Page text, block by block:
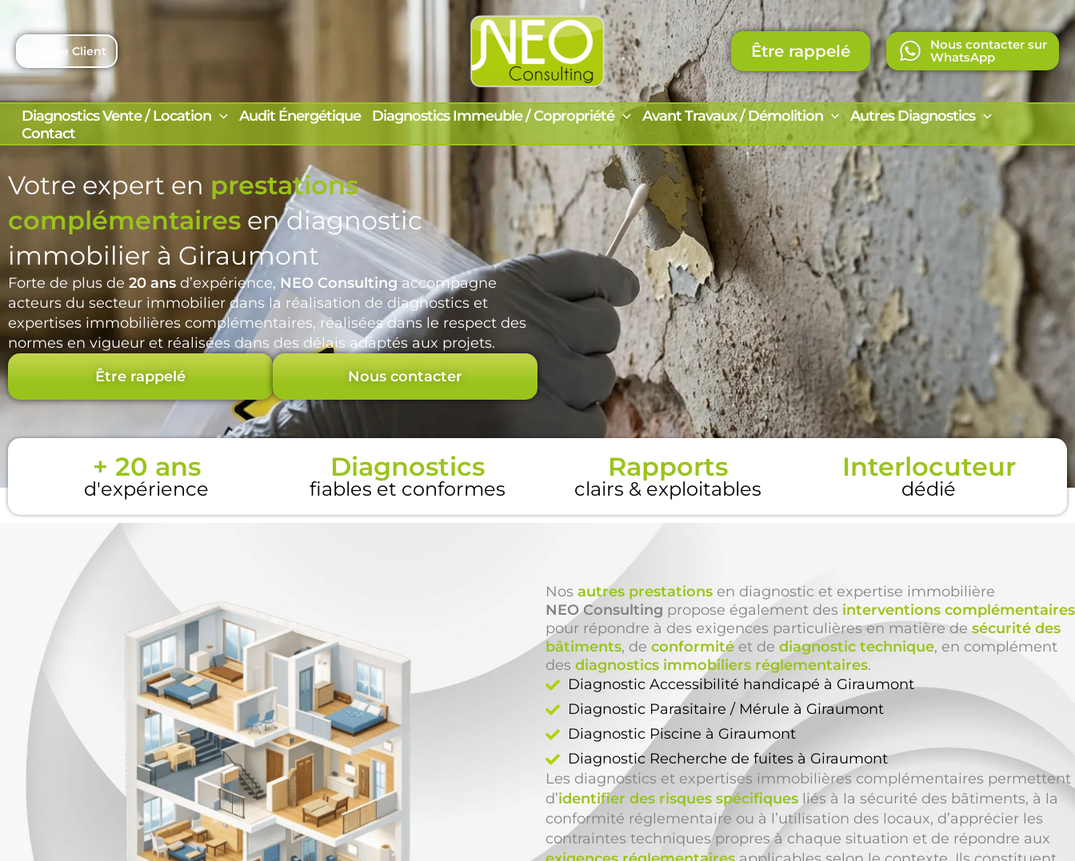
contenuEspace Client Être rappelé
Nous contacter sur
WhatsApp
Diagnostics Vente / Location Audit Énergétique Diagnostics Immeuble / Copropriété Avant Travaux / Démolition
Autres Diagnostics
Contact
Votre expert en prestations
complémentaires en diagnostic
immobilier à Giraumont
Forte de plus de 20 ans d’expérience, NEO Consultingaccompagne
acteurs du secteur immobilier dans la réalisation de diagnostics et
expertises immobilières complémentaires, réalisées dans le respect des
normes en vigueur et réalisées dans des délais adaptés aux projets.
Être rappelé
Nous contacter
+ 20 ans
d'expérience
Diagnostics
fiables et conformes
Rapports
clairs & exploitables
Interlocuteur
dédié
Nos autres prestations en diagnostic et expertise immobilière
NEO Consulting propose également des interventions complémentaires
pour répondre à des exigences particulières en matière de sécurité des
bâtiments, de conformité et de diagnostic technique, en complément
des diagnostics immobiliers réglementaires.
Diagnostic Accessibilité handicapé à Giraumont
Diagnostic Parasitaire / Mérule à Giraumont
Diagnostic Piscine à Giraumont
Diagnostic Recherche de fuites à Giraumont
Les diagnostics et expertises immobilières complémentaires permettent
d’identifier des risques spécifiques liés à la sécurité des bâtiments, à la
conformité réglementaire ou à l’utilisation des locaux, d’apprécier les
contraintes techniques propres à chaque situation et de répondre aux